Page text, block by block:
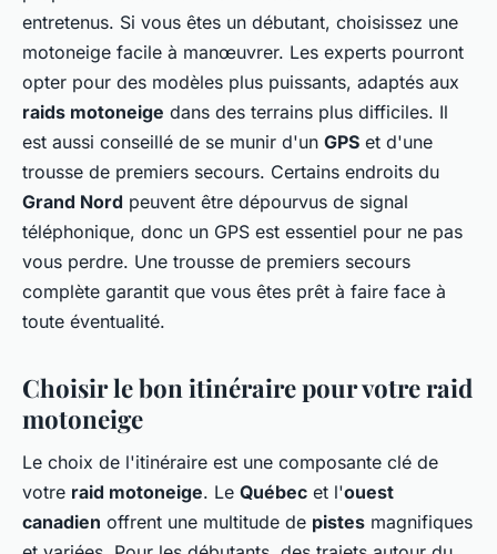
entretenus. Si vous êtes un débutant, choisissez une
motoneige facile à manœuvrer. Les experts pourront
opter pour des modèles plus puissants, adaptés aux
raids motoneige dans des terrains plus difficiles. Il
est aussi conseillé de se munir d'un GPS et d'une
trousse de premiers secours. Certains endroits du
Grand Nord peuvent être dépourvus de signal
téléphonique, donc un GPS est essentiel pour ne pas
vous perdre. Une trousse de premiers secours
complète garantit que vous êtes prêt à faire face à
toute éventualité.
Choisir le bon itinéraire pour votre raid
motoneige
Le choix de l'itinéraire est une composante clé de
votre raid motoneige. Le Québec et l'ouest
canadien offrent une multitude de pistes magnifiques